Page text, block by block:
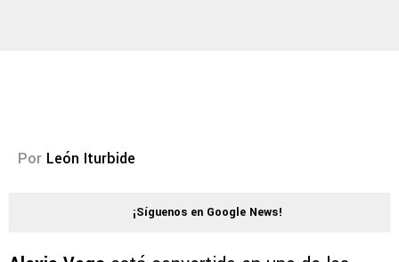
Por León Iturbide
¡Síguenos en Google News!